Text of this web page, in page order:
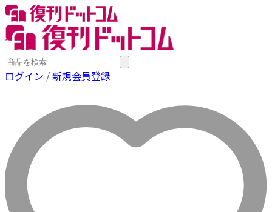
ログイン /新規会員登録